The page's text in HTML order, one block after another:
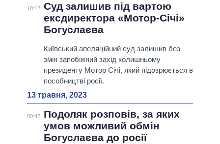
18:12 Суд залишив під вартою
ексдиректора «Мотор-Січі»
Богуслаєва
Київський апеляційний суд залишив без
змін запобіжний захід колишньому
президенту Мотор Січі, який підозрюється в
пособництві росії.
13 травня, 2023
00:42
Подоляк розповів, за яких
умов можливий обмін
Богуслаєва до росії